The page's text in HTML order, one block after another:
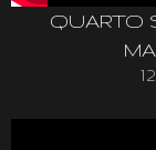
QUARTO